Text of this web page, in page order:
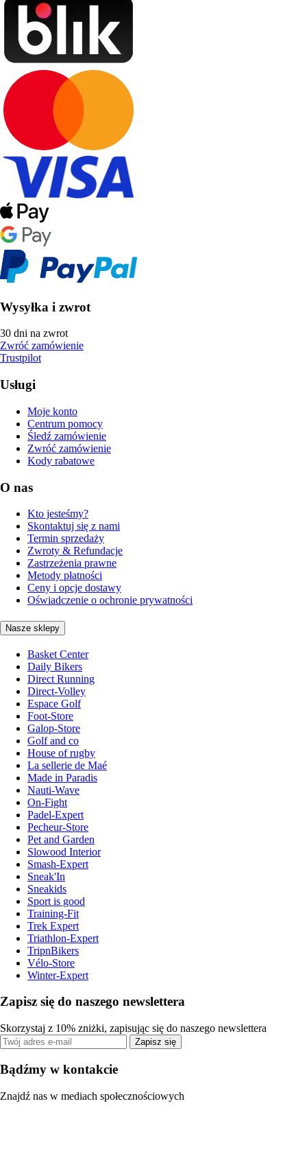
Wysyłka i zwrot
30 dni na zwrot
Zwróć zamówienie
Trustpilot
Usługi
Moje konto
Centrum pomocy
Śledź zamówienie
Zwróć zamówienie
Kody rabatowe
O nas
Kto jesteśmy?
Skontaktuj się z nami
Termin sprzedaży
Zwroty & Refundacje
Zastrzeżenia prawne
Metody płatności
Ceny i opcje dostawy
Oświadczenie o ochronie prywatności
Nasze sklepy
Basket Center
Daily Bikers
Direct Running
Direct-Volley
Espace Golf
Foot-Store
Galop-Store
Golf and co
House of rugby
La sellerie de Maé
Made in Paradis
Nauti-Wave
On-Fight
Padel-Expert
Pecheur-Store
Pet and Garden
Slowood Interior
Smash-Expert
Sneak'In
Sneakids
Sport is good
Training-Fit
Trek Expert
Triathlon-Expert
TripnBikers
Vélo-Store
Winter-Expert
Zapisz się do naszego newslettera
Skorzystaj z 10% zniżki, zapisując się do naszego newslettera
Zapisz się
Bądźmy w kontakcie
Znajdź nas w mediach społecznościowych